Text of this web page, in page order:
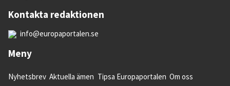
Kontakta redaktionen
info@europaportalen.se
Meny
Nyhetsbrev Aktuella ämen Tipsa Europaportalen Om oss